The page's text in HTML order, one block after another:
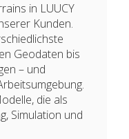
in LUUCY
Kunden.
Geodaten bis
– und
die als
Simulation und